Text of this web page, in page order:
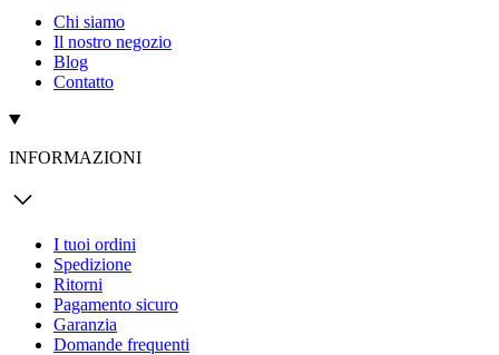
Chi siamo
Il nostro negozio
Blog
Contatto
INFORMAZIONI
I tuoi ordini
Spedizione
Ritorni
Pagamento sicuro
Garanzia
Domande frequenti